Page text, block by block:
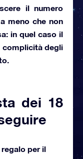
il numero
meno che non
in quel caso il
complicità degli
dei 18
regalo per il